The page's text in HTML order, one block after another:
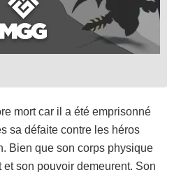
mort car il a été emprisonné
sa défaite contre les héros
Bien que son corps physique
son pouvoir demeurent. Son